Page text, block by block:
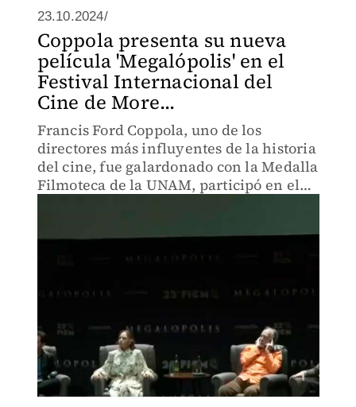
23.10.2024/
Coppola presenta su nueva
película 'Megalópolis' en el
Festival Internacional del
Cine de More...
Francis Ford Coppola, uno de los
directores más influyentes de la historia
del cine, fue galardonado con la Medalla
Filmoteca de la UNAM, participó en el